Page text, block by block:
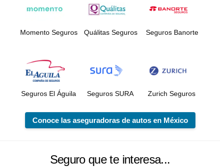
Momento Seguros Quálitas Seguros Seguros Banorte
Seguros El Águila Seguros SURA Zurich Seguros
Conoce las aseguradoras de autos en México
Seguro que te interesa...